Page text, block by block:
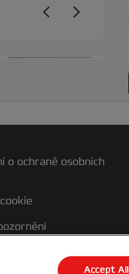
o ochraně osobních
Accept All